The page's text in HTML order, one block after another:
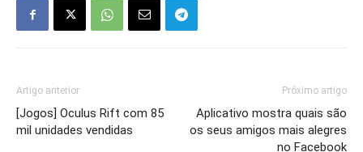
Artigo anterior
[Jogos] Oculus Rift com 85
mil unidades vendidas
Próximo artigo
Aplicativo mostra quais são
os seus amigos mais alegres
no Facebook